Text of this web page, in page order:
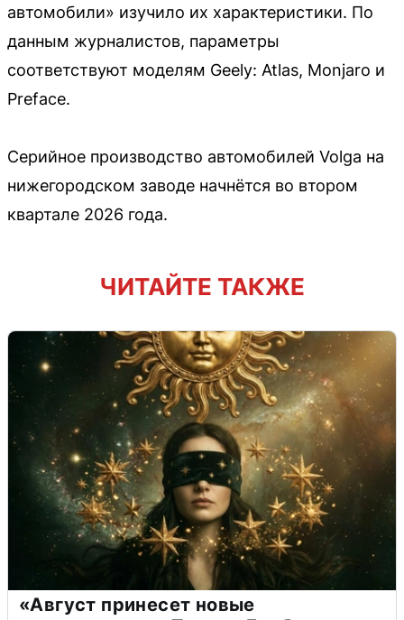
автомобили» изучило их характеристики. По
данным журналистов, параметры
соответствуют моделям Geely: Atlas, Monjaro и
Preface.
Серийное производство автомобилей Volga на
нижегородском заводе начнётся во втором
квартале 2026 года.
ЧИТАЙТЕ ТАКЖЕ
«Август принесет новые